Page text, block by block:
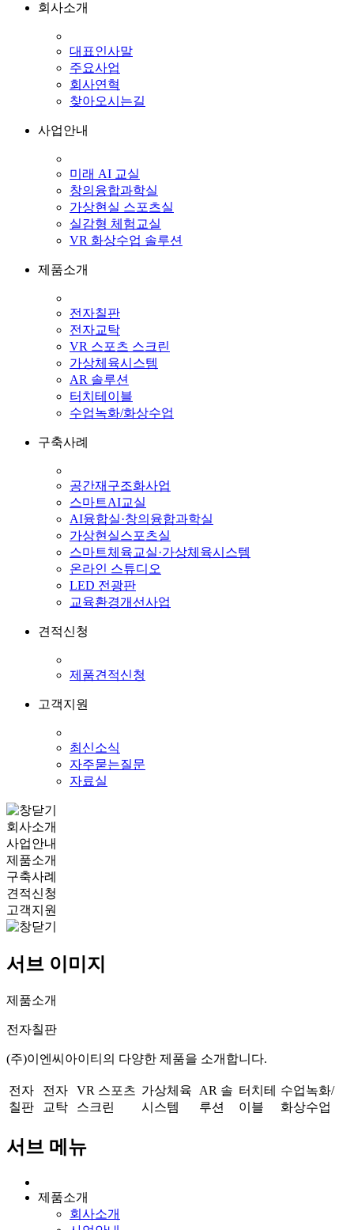
회사소개
대표인사말
주요사업
회사연혁
찾아오시는길
사업안내
미래 AI 교실
창의융합과학실
가상현실 스포츠실
실감형 체험교실
VR 화상수업 솔루션
제품소개
전자칠판
전자교탁
VR 스포츠 스크린
가상체육시스템
AR 솔루션
터치테이블
수업녹화/화상수업
구축사례
공간재구조화사업
스마트AI교실
AI융합실·창의융합과학실
가상현실스포츠실
스마트체육교실·가상체육시스템
온라인 스튜디오
LED 전광판
교육환경개선사업
견적신청
제품견적신청
고객지원
최신소식
자주묻는질문
자료실
회사소개
사업안내
제품소개
구축사례
견적신청
고객지원
서브 이미지
제품소개
전자칠판
(주)이엔씨아이티의 다양한 제품을 소개합니다.
전자
칠판
전자
교탁
VR 스포츠
스크린
가상체육
시스템
AR 솔
루션
터치테
이블
수업녹화/
화상수업
서브 메뉴
제품소개
회사소개